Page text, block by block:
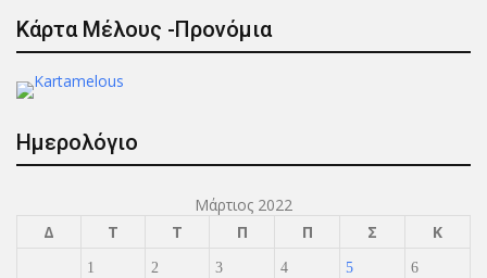
Κάρτα Μέλους -Προνόμια
Ημερολόγιο
Μάρτιος 2022
Δ
Τ Τ Π Π Σ Κ
1 2 3 4 5 6